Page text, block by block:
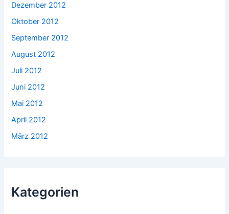
Dezember 2012
Oktober 2012
September 2012
August 2012
Juli 2012
Juni 2012
Mai 2012
April 2012
März 2012
Kategorien